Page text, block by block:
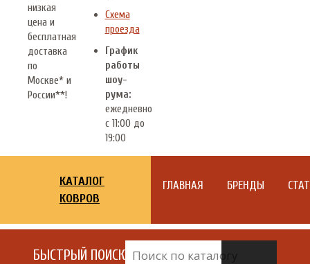
низкая
цена и
бесплатная
доставка
по
Москве* и
России**!
Схема
проезда
График
работы
шоу-
рума:
ежедневно
с 11:00 до
19:00
КАТАЛОГ
КОВРОВ
ГЛАВНАЯ БРЕНДЫ
БЫСТРЫЙ ПОИСК